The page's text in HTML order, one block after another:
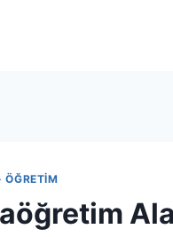
ÖĞRETIM